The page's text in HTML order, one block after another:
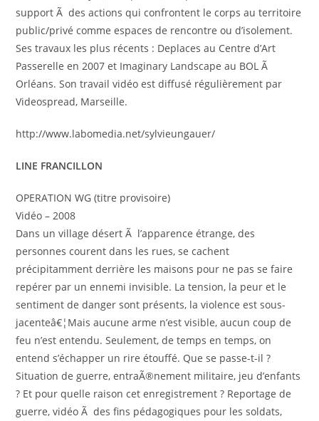
support Ã des actions qui confrontent le corps au territoire
public/privé comme espaces de rencontre ou d’isolement.
Ses travaux les plus récents : Deplaces au Centre d’Art
Passerelle en 2007 et Imaginary Landscape au BOL Ã
Orléans. Son travail vidéo est diffusé régulièrement par
Videospread, Marseille.
http://www.labomedia.net/sylvieungauer/
LINE FRANCILLON
OPERATION WG (titre provisoire)
Vidéo – 2008
Dans un village désert Ã l’apparence étrange, des
personnes courent dans les rues, se cachent
précipitamment derrière les maisons pour ne pas se faire
repérer par un ennemi invisible. La tension, la peur et le
sentiment de danger sont présents, la violence est sous-
jacenteâ€¦Mais aucune arme n’est visible, aucun coup de
feu n’est entendu. Seulement, de temps en temps, on
entend s’échapper un rire étouffé. Que se passe-t-il ?
Situation de guerre, entraÃ®nement militaire, jeu d’enfants
? Et pour quelle raison cet enregistrement ? Reportage de
guerre, vidéo Ã des fins pédagogiques pour les soldats,